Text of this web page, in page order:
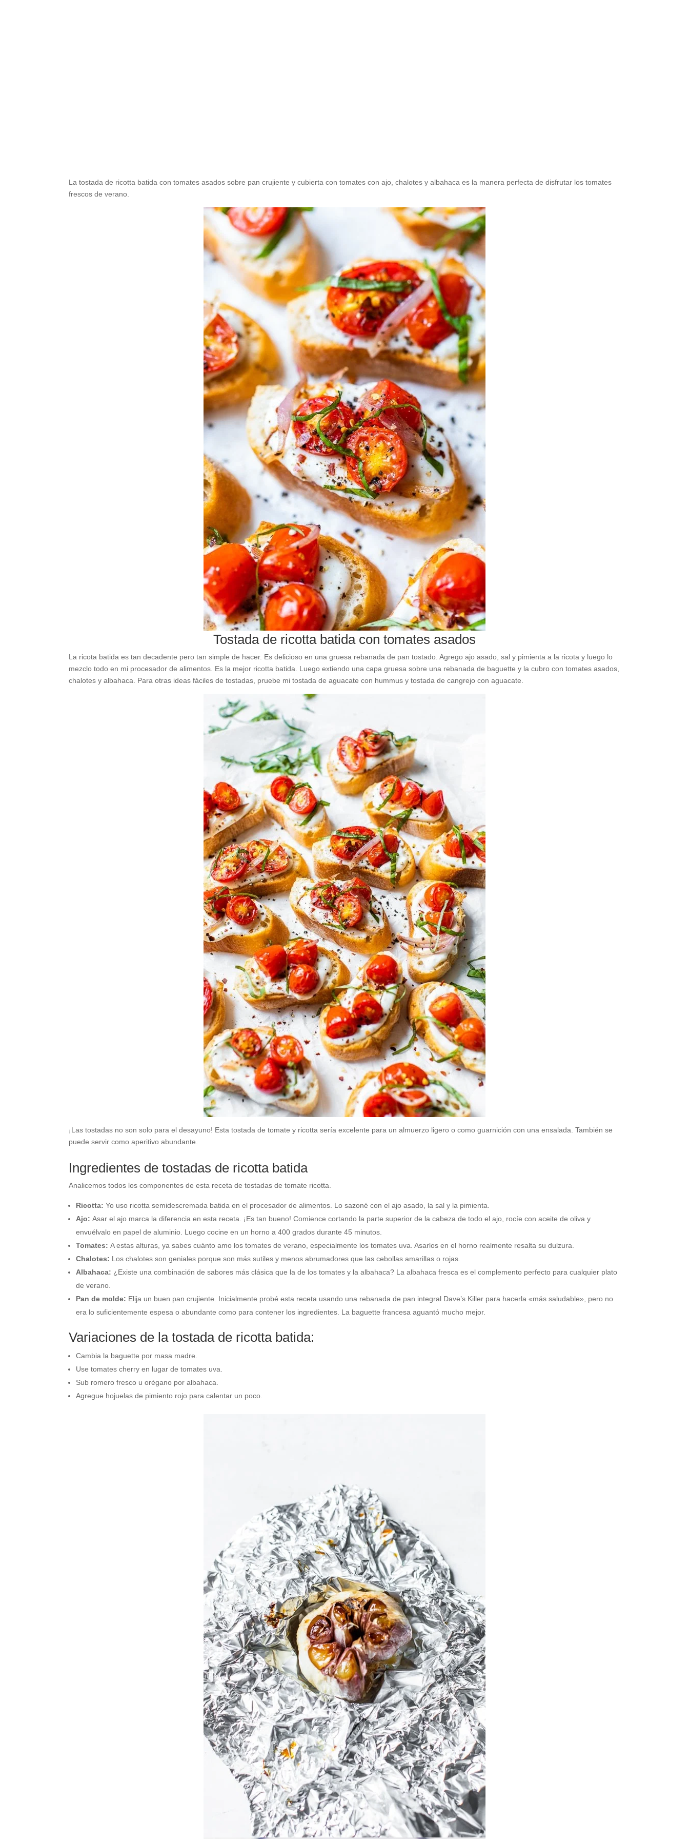
La tostada de ricotta batida con tomates asados ​​sobre pan crujiente y cubierta con tomates con ajo, chalotes y albahaca es la manera perfecta de disfrutar los tomates
frescos de verano.
Tostada de ricotta batida con tomates asados
La ricota batida es tan decadente pero tan simple de hacer. Es delicioso en una gruesa rebanada de pan tostado. Agrego ajo asado, sal y pimienta a la ricota y luego lo
mezclo todo en mi procesador de alimentos. Es la mejor ricotta batida. Luego extiendo una capa gruesa sobre una rebanada de baguette y la cubro con tomates asados,
chalotes y albahaca. Para otras ideas fáciles de tostadas, pruebe mi tostada de aguacate con hummus y tostada de cangrejo con aguacate.
¡Las tostadas no son solo para el desayuno! Esta tostada de tomate y ricotta sería excelente para un almuerzo ligero o como guarnición con una ensalada. También se
puede servir como aperitivo abundante.
Ingredientes de tostadas de ricotta batida
Analicemos todos los componentes de esta receta de tostadas de tomate ricotta.
Ricotta: Yo uso ricotta semidescremada batida en el procesador de alimentos. Lo sazoné con el ajo asado, la sal y la pimienta.
Ajo:Asar el ajo marca la diferencia en esta receta. ¡Es tan bueno! Comience cortando la parte superior de la cabeza de todo el ajo, rocíe con aceite de oliva y
envuélvalo en papel de aluminio. Luego cocine en un horno a 400 grados durante 45 minutos.
Tomates:A estas alturas, ya sabes cuánto amo los tomates de verano, especialmente los tomates uva. Asarlos en el horno realmente resalta su dulzura.
Chalotes: Los chalotes son geniales porque son más sutiles y menos abrumadores que las cebollas amarillas o rojas.
Albahaca: ¿Existe una combinación de sabores más clásica que la de los tomates y la albahaca? La albahaca fresca es el complemento perfecto para cualquier plato
de verano.
Pan de molde: Elija un buen pan crujiente. Inicialmente probé esta receta usando una rebanada de pan integral Dave’s Killer para hacerla «más saludable», pero no
era lo suficientemente espesa o abundante como para contener los ingredientes. La baguette francesa aguantó mucho mejor.
Variaciones de la tostada de ricotta batida:
Cambia la baguette por masa madre.
Use tomates cherry en lugar de tomates uva.
Sub romero fresco u orégano por albahaca.
Agregue hojuelas de pimiento rojo para calentar un poco.